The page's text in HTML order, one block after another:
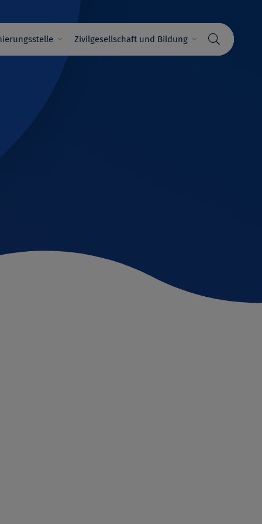
Zivilgesellschaft und Bildung